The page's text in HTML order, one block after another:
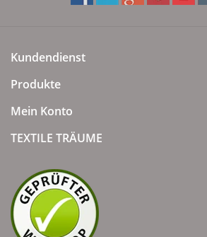
Kundendienst
Produkte
Mein Konto
TEXTILE TRÄUME